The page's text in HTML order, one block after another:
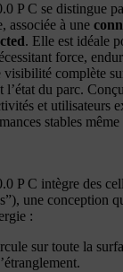
P C se distingue
associée à une
. Elle est idéale
force,
complète
l’état du parc.
et utilisateurs
stables
P C intègre des
une conception
:
sur toute la